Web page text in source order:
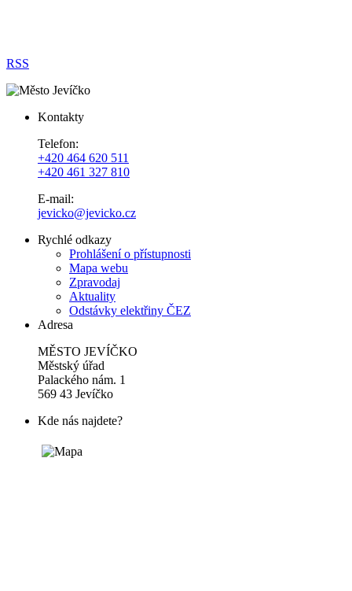
RSS
Kontakty
Telefon:
+420 464 620 511
+420 461 327 810
E-mail:
jevicko@jevicko.cz
Rychlé odkazy
Prohlášení o přístupnosti
Mapa webu
Zpravodaj
Aktuality
Odstávky elektřiny ČEZ
Adresa
MĚSTO JEVÍČKO
Městský úřad
Palackého nám. 1
569 43 Jevíčko
Kde nás najdete?